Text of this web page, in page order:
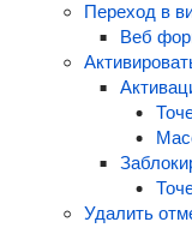
Переход в
Веб
Удалить